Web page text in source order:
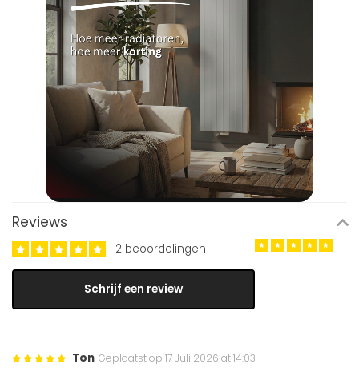
Reviews
2 beoordelingen
Schrijf een review
Ton Geplaatst op 17 Juli 2026 at 14:03